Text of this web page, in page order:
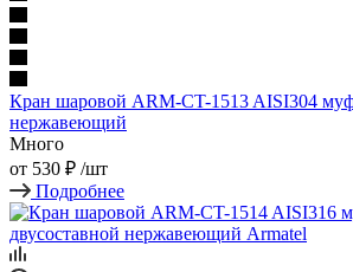
Кран шаровой ARM-CT-1513 AISI304
нержавеющий
Много
от 530 ₽ /шт
Подробнее